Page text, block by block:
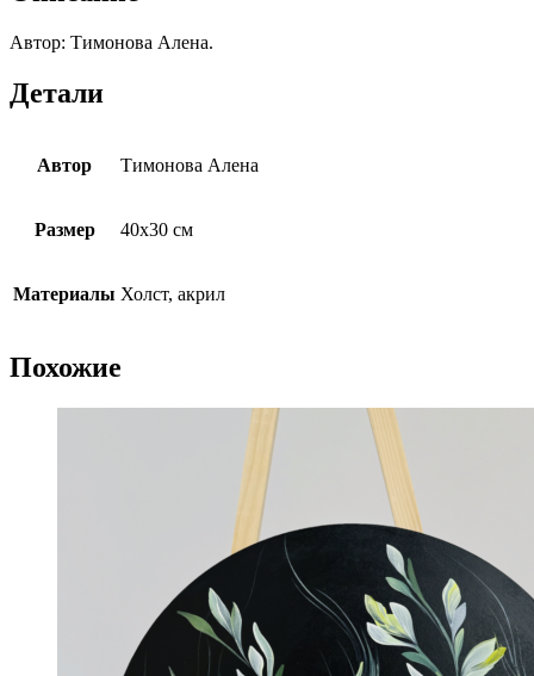
Автор: Тимонова Алена.
Детали
Автор Тимонова Алена
Размер 40х30 см
Материалы Холст, акрил
Похожие